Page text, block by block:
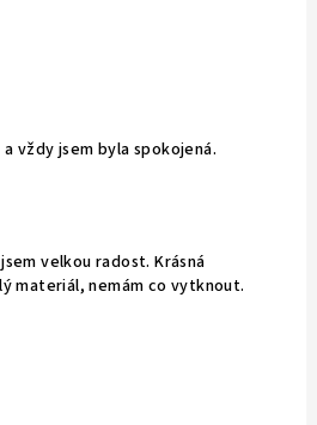
je 5 z 5 hvězdiček.
vždy jsem byla spokojená.
je 5 z 5 hvězdiček.
velkou radost. Krásná
materiál, nemám co vytknout.
je 5 z 5 hvězdiček.